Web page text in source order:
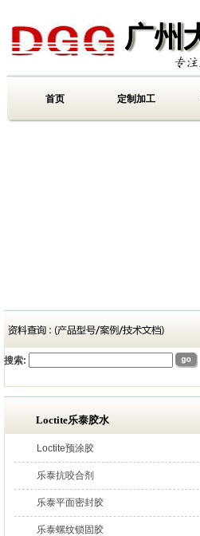
首页 定制加工
搜索:
Loctite乐泰胶水
Loctite预涂胶
乐泰抗咬合剂
乐泰平面密封胶
乐泰螺纹锁固胶